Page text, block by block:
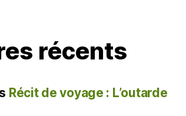
récents
Récit de voyage : L’outarde